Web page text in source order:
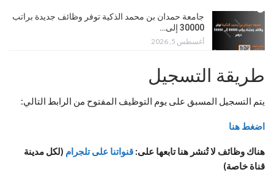
جامعة حمدان بن محمد الذكية توفر وظائف جديدة براتب
30000 إلى…
أغسطس 5, 2026
طريقة التسجيل
يتم التسجيل المسبق على يوم التوظيف المفتوح من الرابط التالي:
اضغط هنا
هناك وظائف لا تُنشر هنا تابعها على: قنواتنا على تلجرام (لكل مدينة
قناة خاصة)